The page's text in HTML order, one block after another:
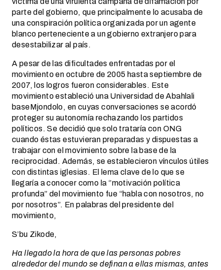
parte del gobierno, que principalmente lo acusaba de
una conspiración política organizada por un agente
blanco perteneciente a un gobierno extranjero para
desestabilizar al país.
A pesar de las dificultades enfrentadas por el
movimiento en octubre de 2005 hasta septiembre de
2007, los logros fueron considerables. Este
movimiento estableció una Universidad de Abahlali
baseMjondolo, en cuyas conversaciones se acordó
proteger su autonomía rechazando los partidos
políticos. Se decidió que solo trataría con ONG
cuando éstas estuvieran preparadas y dispuestas a
trabajar con el movimiento sobre la base de la
reciprocidad. Además, se establecieron vínculos útiles
con distintas iglesias. El lema clave de lo que se
llegaría a conocer como la ‘’motivación política
profunda” del movimiento fue “habla con nosotros, no
por nosotros”. En palabras del presidente del
movimiento,
S’bu Zikode,
Ha llegado la hora de que las personas pobres
alrededor del mundo se definan a ellas mismas, antes